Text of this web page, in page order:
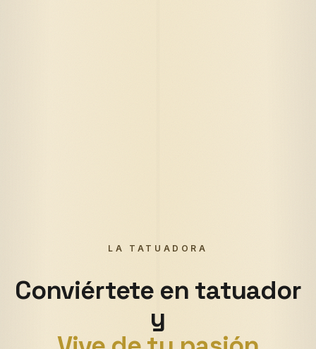
LA TATUADORA
Conviértete en tatuador
y
Deja tu trabajo aburrido